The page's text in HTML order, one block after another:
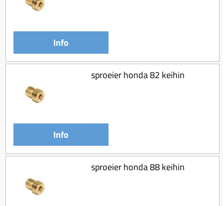
Info
sproeier honda 82 keihin
Info
sproeier honda 88 keihin